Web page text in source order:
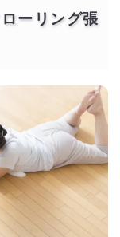
ーリング張